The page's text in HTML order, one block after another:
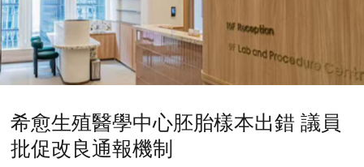
希愈生殖醫學中心胚胎樣本出錯 議員
批促改良通報機制